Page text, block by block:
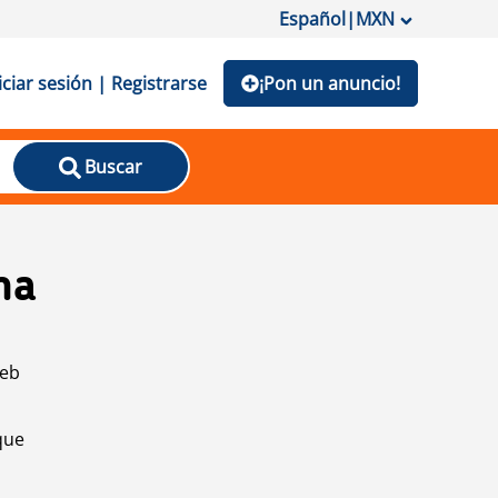
Español|MXN
sesión | Registrarse ¡Pon un anuncio!
Buscar